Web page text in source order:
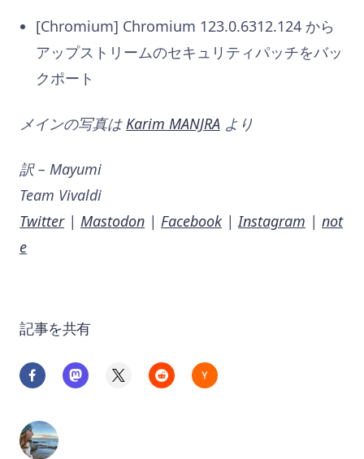
[Chromium] Chromium 123.0.6312.124 から
アップストリームのセキュリティパッチをバッ
クポート
メインの写真はKarim MANJRA より
訳 – Mayumi
Team Vivaldi
Twitter| Mastodon | Facebook |Instagram | not
e
記事を共有